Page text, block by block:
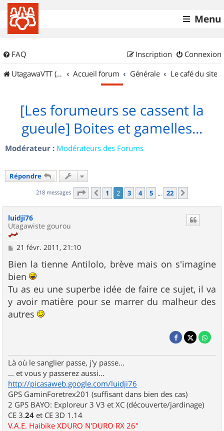
Menu
FAQ Connexion
Inscription
UtagawaVTT (Randos VTT et VTTAE avec traces GPS)
Accueil forum Générale Le café du site
[Les forumeurs se cassent la
gueule] Boites et gamelles...
Modérateur : Modérateurs des Forums
Répondre
218 messages Page 2sur
Précédent
1 2 3 4 5 … 22
luidji76
Utagawiste gourou
M
s
s
a
g
e
21 févr. 2011, 21:10
Bien la tienne Antilolo, brève mais on s'imagine
bien
Tu as eu une superbe idée de faire ce sujet, il va
y avoir matière pour se marrer du malheur des
autres
Là où le sanglier passe, j'y passe...
... et vous y passerez aussi...
http://picasaweb.google.com/luidji76
GPS GaminForetrex201 (suffisant dans bien des cas)
2 GPS BAYO: Exploreur 3 V3 et XC (découverte/jardinage)
CE 3.24 et CE 3D 1.14
V.A.E. Haibike XDURO N'DURO RX 26"